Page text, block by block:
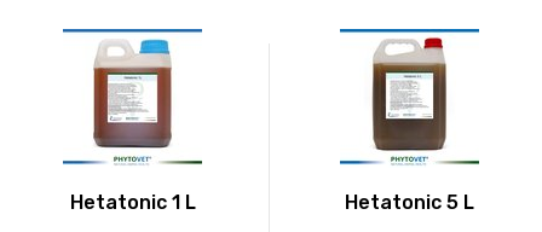
Hetatonic 1 L Hetatonic 5 L